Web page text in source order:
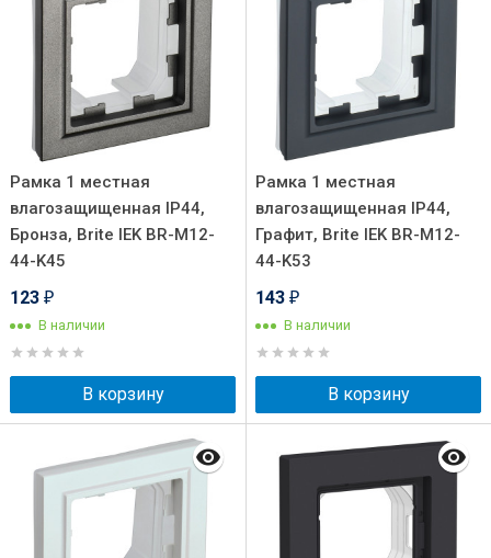
Рамка 1 местная
влагозащищенная IP44,
Бронза, Brite IEK BR-M12-
44-K45
123 ₽
В наличии
В корзину
Рамка 1 местная
влагозащищенная IP44,
Графит, Brite IEK BR-M12-
44-K53
143 ₽
В наличии
В корзину